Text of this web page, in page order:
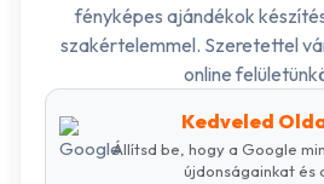
fényképes ajándékok
szakértelemmel. Szeretettel
online
Kedveled
Állítsd be, hogy a Google
újdonságainkat és